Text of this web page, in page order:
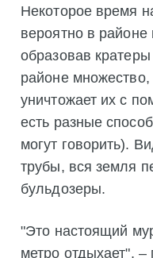
Некоторое время
вероятно в
образовав
районе
уничтожает их с
есть разные
могут говорить).
трубы, вся земля
бульдозеры.
"Это настоящий
метро отдыхает", –